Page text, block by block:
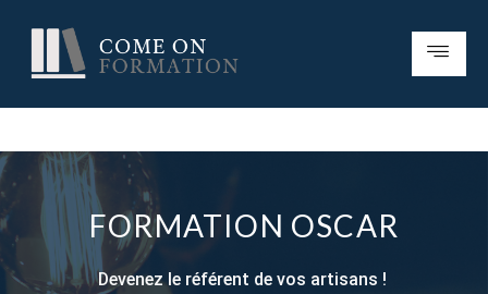
FORMATION OSCAR
Devenez le référent de vos artisans !